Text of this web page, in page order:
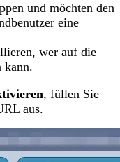
und möchten den
eine
wer auf die
kann.
, füllen Sie
aus.